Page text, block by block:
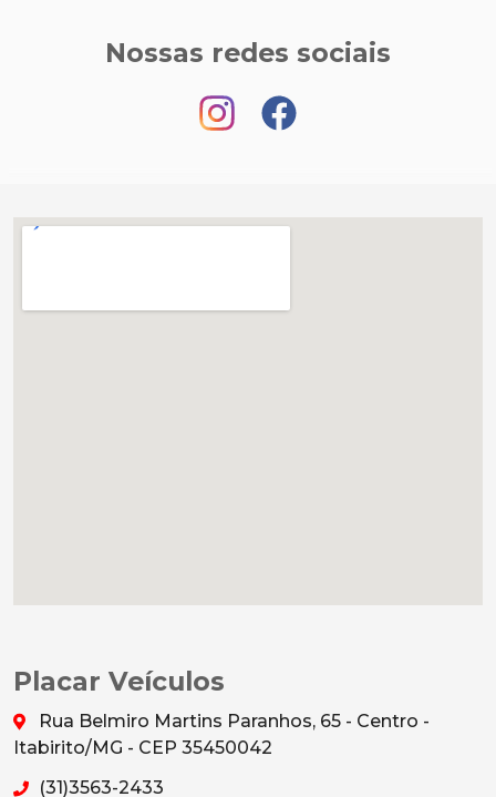
Nossas redes sociais
Placar Veículos
Rua Belmiro Martins Paranhos, 65 - Centro -
Itabirito/MG - CEP 35450042
(31)3563-2433